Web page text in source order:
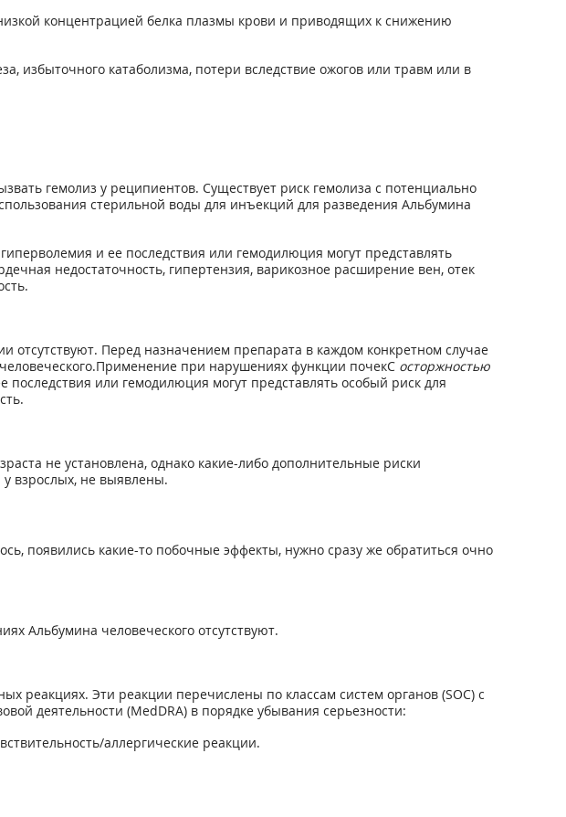
концентрацией белка плазмы крови и приводящих к снижению
избыточного катаболизма, потери вследствие ожогов или травм или в
гемолиз у реципиентов. Существует риск гемолиза с потенциально
стерильной воды для инъекций для разведения Альбумина
и ее последствия или гемодилюция могут представлять
недостаточность, гипертензия, варикозное расширение вен, отек
Перед назначением препарата в каждом конкретном случае
при нарушениях функции почекС осторжностью
или гемодилюция могут представлять особый риск для
не установлена, однако какие-либо дополнительные риски
взрослых, не выявлены.
появились какие-то побочные эффекты, нужно сразу же обратиться очно
Альбумина человеческого отсутствуют.
реакциях. Эти реакции перечислены по классам систем органов (SOC) с
деятельности (MedDRA) в порядке убывания серьезности:
аллергические реакции.